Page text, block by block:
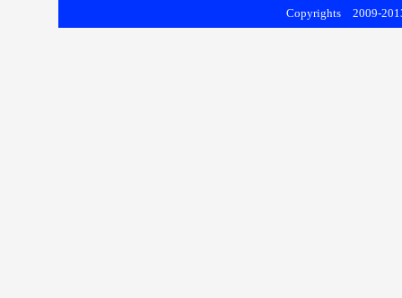
Copyrights 2009-